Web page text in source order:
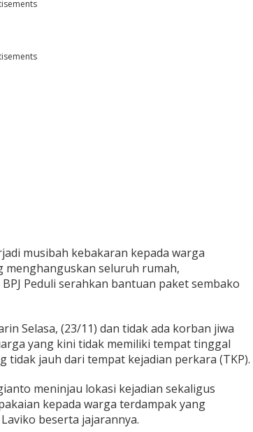
musibah kebakaran kepada warga
menghanguskan seluruh rumah,
Peduli serahkan bantuan paket sembako
Selasa, (23/11) dan tidak ada korban jiwa
yang kini tidak memiliki tempat tinggal
jauh dari tempat kejadian perkara (TKP).
meninjau lokasi kejadian sekaligus
kepada warga terdampak yang
beserta jajarannya.